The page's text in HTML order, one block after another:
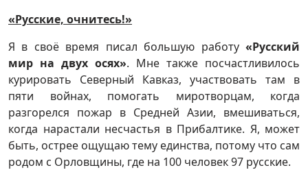
«Русские, очнитесь!»
Я в своё время писал большую работу «Русский
мир на двух осях». Мне также посчастливилось
курировать Северный Кавказ, участвовать там в
пяти войнах, помогать миротворцам, когда
разгорелся пожар в Средней Азии, вмешиваться,
когда нарастали несчастья в Прибалтике. Я, может
быть, острее ощущаю тему единства, потому что сам
родом с Орловщины, где на 100 человек 97 русские.